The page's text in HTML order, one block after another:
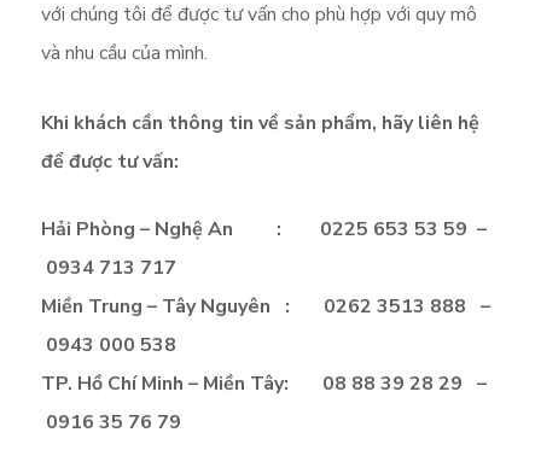
với chúng tôi để được tư vấn cho phù hợp với quy mô
và nhu cầu của mình.
Khi khách cần thông tin về sản phẩm, hãy liên hệ
để được tư vấn:
Hải Phòng – Nghệ An : 0225 653 53 59 –
0934 713 717
Miền Trung – Tây Nguyên : 0262 3513 888 –
0943 000 538
TP. Hồ Chí Minh – Miền Tây: 08 88 39 28 29 –
0916 35 76 79